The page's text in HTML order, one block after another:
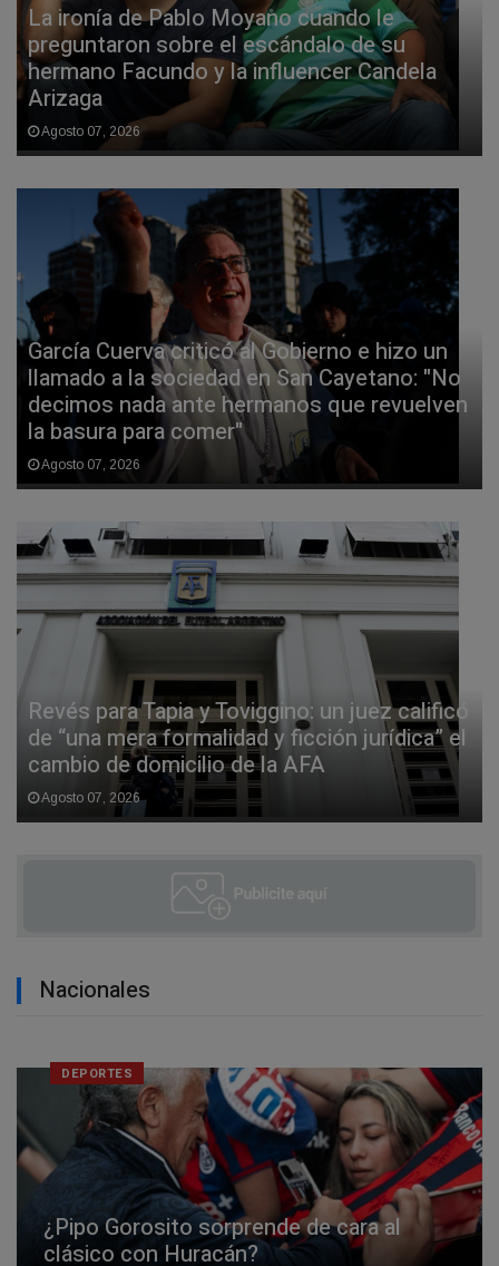
La ironía de Pablo Moyano cuando le
preguntaron sobre el escándalo de su
hermano Facundo y la influencer Candela
Arizaga
Agosto 07, 2026
García Cuerva criticó al Gobierno e hizo un
llamado a la sociedad en San Cayetano: "No
decimos nada ante hermanos que revuelven
la basura para comer"
Agosto 07, 2026
Revés para Tapia y Toviggino: un juez calificó
de “una mera formalidad y ficción jurídica” el
cambio de domicilio de la AFA
Agosto 07, 2026
Nacionales
DEPORTES
¿Pipo Gorosito sorprende de cara al
clásico con Huracán?